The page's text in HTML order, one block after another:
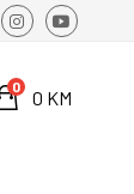
0 KM
0